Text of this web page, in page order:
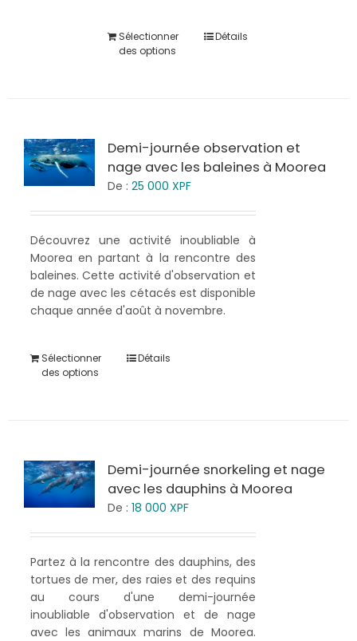
Sélectionner
des options
Détails
Demi-journée observation et
nage avec les baleines à Moorea
De : 25 000 XPF
Découvrez une activité inoubliable à
Moorea en partant à la rencontre des
baleines. Cette activité d'observation et
de nage avec les cétacés est disponible
chaque année d'août à novembre.
Sélectionner
des options
Détails
Demi-journée snorkeling et nage
avec les dauphins à Moorea
De : 18 000 XPF
Partez à la rencontre des dauphins, des
tortues de mer, des raies et des requins
au cours d'une demi-journée
inoubliable d'observation et de nage
avec les animaux marins de Moorea.